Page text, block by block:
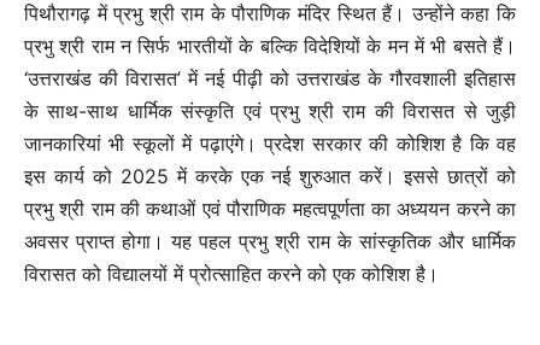
पिथौरागढ़ में प्रभु श्री राम के पौराणिक मंदिर स्थित हैं। उन्होंने कहा कि
प्रभु श्री राम न सिर्फ भारतीयों के बल्कि विदेशियों के मन में भी बसते हैं।
‘उत्तराखंड की विरासत’ में नई पीढ़ी को उत्तराखंड के गौरवशाली इतिहास
के साथ-साथ धार्मिक संस्कृति एवं प्रभु श्री राम की विरासत से जुड़ी
जानकारियां भी स्कूलों में पढ़ाएंगे। प्रदेश सरकार की कोशिश है कि वह
इस कार्य को 2025 में करके एक नई शुरुआत करें। इससे छात्रों को
प्रभु श्री राम की कथाओं एवं पौराणिक महत्वपूर्णता का अध्ययन करने का
अवसर प्राप्त होगा। यह पहल प्रभु श्री राम के सांस्कृतिक और धार्मिक
विरासत को विद्यालयों में प्रोत्साहित करने को एक कोशिश है।